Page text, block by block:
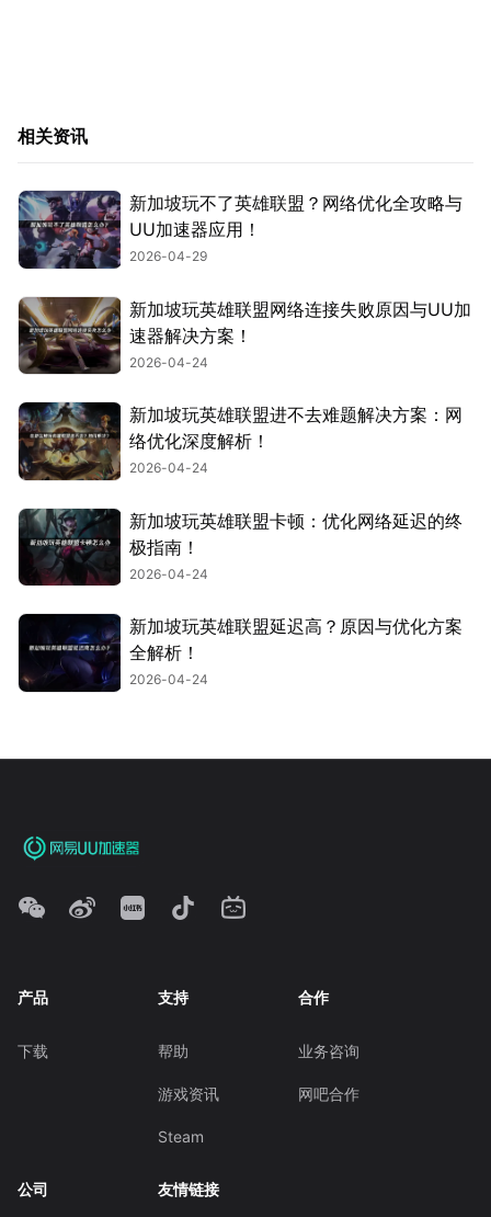
相关资讯
新加坡玩不了英雄联盟？网络优化全攻略与
UU加速器应用！
2026-04-29
新加坡玩英雄联盟网络连接失败原因与UU加
速器解决方案！
2026-04-24
新加坡玩英雄联盟进不去难题解决方案：网
络优化深度解析！
2026-04-24
新加坡玩英雄联盟卡顿：优化网络延迟的终
极指南！
2026-04-24
新加坡玩英雄联盟延迟高？原因与优化方案
全解析！
2026-04-24
产品
下载
支持
帮助
游戏资讯
Steam
合作
业务咨询
网吧合作
公司 友情链接